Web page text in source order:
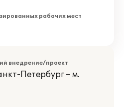
рабочих мест
внедрение/проект
Петербург – м.